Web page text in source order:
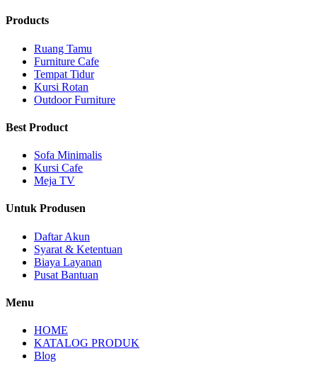
Products
Ruang Tamu
Furniture Cafe
Tempat Tidur
Kursi Rotan
Outdoor Furniture
Best Product
Sofa Minimalis
Kursi Cafe
Meja TV
Untuk Produsen
Daftar Akun
Syarat & Ketentuan
Biaya Layanan
Pusat Bantuan
Menu
HOME
KATALOG PRODUK
Blog